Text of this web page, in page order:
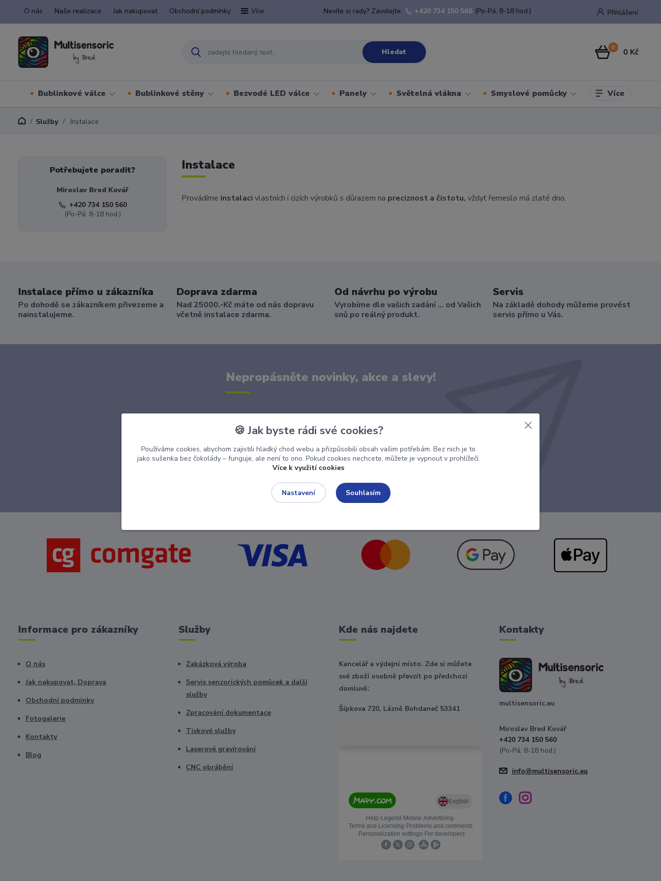
O nás Naše realizace Jak nakupovat Obchodní podmínky Více Přihlášení
Hledat
Nevíte si rady? Zavolejte. +420 734 150 560 (Po-Pá, 8-18 hod.)
0 0 Kč
Bublinkové válce Bublinkové stěny Bezvodé LED válce Panely Světelná vlákna Smyslové pomůcky Více
Služby Instalace
Instalace
Provádíme instalaci vlastních i cizích výrobků s důrazem na preciznost a čistotu,vždyť řemeslo má zlaté dno.
Potřebujete poradit?
Miroslav Bred Kovář
+420 734 150 560
(Po-Pá, 8-18 hod.)
Instalace přímo u zákazníka
Po dohodě se zákazníkem přivezeme a
nainstalujeme.
Doprava zdarma
Nad 25000.-Kč máte od nás dopravu
včetně instalace zdarma.
Od návrhu po výrobu
Vyrobíme dle vašich zadání ... od Vašich
snů po reálný produkt.
Servis
Na základě dohody můžeme provést
servis přímo u Vás.
Nepropásněte novinky, akce a slevy!
zpracováním osobních údajů
Můžete se kdykoli odhlásit. Zasíláme jednou za 14 dní.
Informace pro zákazníky
O nás
Jak nakupovat, Doprava
Obchodní podmínky
Fotogalerie
Kontakty
Blog
Služby
Zakázková výroba
Servis senzorických pomůcek a další
služby
Zpracování dokumentace
Tiskové služby
Laserové gravírování
CNC obrábění
Kde nás najdete
Kancelář a výdejní místo. Zde si můžete
své zboží osobně převzít po předchozí
domluvě:
Šípkova 720, Lázně Bohdaneč 53341
Kontakty
multisensoric.eu
Miroslav Bred Kovář
+420 734 150 560
(Po-Pá, 8-18 hod.)
info@multisensoric.eu
🍪 Jak byste rádi své cookies?
Používáme cookies, abychom zajistili hladký chod webu a přizpůsobili obsah vašim potřebám. Bez nich je to
jako sušenka bez čokolády – funguje, ale není to ono. Pokud cookies nechcete, můžete je vypnout v prohlížeči.
Více k využití cookies
Nastavení Souhlasím